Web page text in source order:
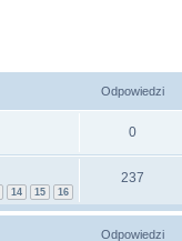
Odpowiedzi
0
14 15 16
237
Odpowiedzi